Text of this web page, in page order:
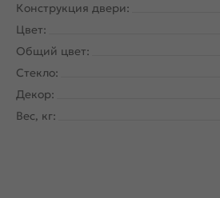
Конструкция двери:
Цвет:
Общий цвет:
Стекло:
Декор:
Вес, кг: